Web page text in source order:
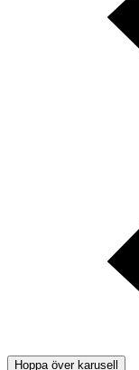
Hoppa över karusell